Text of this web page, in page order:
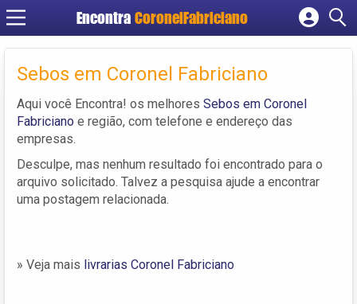
Encontra CoronelFabriciano
Cadastrar empresa
Criar conta
Sebos em Coronel Fabriciano
Aqui você Encontra! os melhores Sebos em Coronel
Fabriciano e região, com telefone e endereço das
empresas.
Desculpe, mas nenhum resultado foi encontrado para o
arquivo solicitado. Talvez a pesquisa ajude a encontrar
uma postagem relacionada.
» Veja mais livrarias Coronel Fabriciano